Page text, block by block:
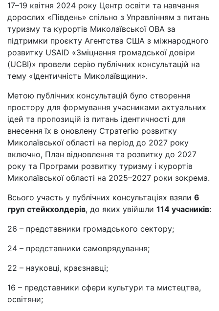
17–19 квітня 2024 року Центр освіти та навчання
дорослих «Південь» спільно з Управлінням з питань
туризму та курортів Миколаївської ОВА за
підтримки проєкту Агентства США з міжнародного
розвитку USAID «Зміцнення громадської довіри
(UCBI)» провели серію публічних консультацій на
тему «Ідентичність Миколаївщини».
Метою публічних консультацій було створення
простору для формування учасниками актуальних
ідей та пропозицій із питань ідентичності для
внесення їх в оновлену Стратегію розвитку
Миколаївської області на період до 2027 року
включно, План відновлення та розвитку до 2027
року та Програми розвитку туризму і курортів
Миколаївської області на 2025–2027 роки зокрема.
Всього участь у публічних консультаціях взяли 6
груп стейкхолдерів, до яких увійшли 114 учасників:
26 – представники громадського сектору;
24 – представники самоврядування;
22 – науковці, краєзнавці;
16 – представники сфери культури та мистецтва,
освітяни;